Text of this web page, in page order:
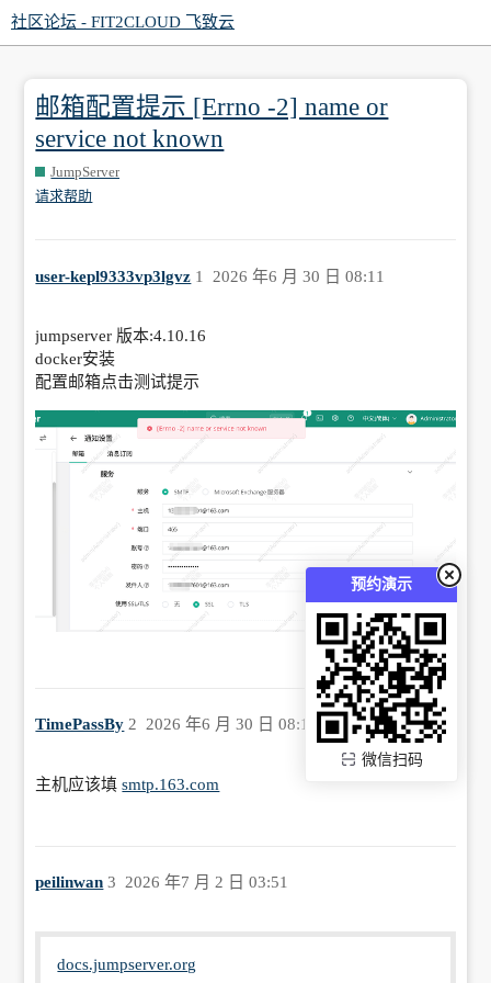
预约演示
微信扫码
社区论坛 - FIT2CLOUD 飞致云
邮箱配置提示 [Errno -2] name or
service not known
JumpServer
请求帮助
user-kepl9333vp3lgvz 2026 年6 月 30 日 08:11
1
jumpserver 版本:4.10.16
docker安装
配置邮箱点击测试提示
TimePassBy 2026 年6 月 30 日 08:12
2
主机应该填smtp.163.com
peilinwan 2026 年7 月 2 日 03:51
3
docs.jumpserver.org